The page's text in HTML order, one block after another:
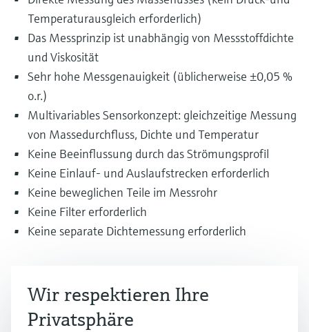
Temperaturausgleich erforderlich)
Das Messprinzip ist unabhängig von Messstoffdichte
und Viskosität
Sehr hohe Messgenauigkeit (üblicherweise ±0,05 %
o.r.)
Multivariables Sensorkonzept: gleichzeitige Messung
von Massedurchfluss, Dichte und Temperatur
Keine Beeinflussung durch das Strömungsprofil
Keine Einlauf- und Auslaufstrecken erforderlich
Keine beweglichen Teile im Messrohr
Keine Filter erforderlich
Keine separate Dichtemessung erforderlich
Relativ hohe Anfangsinvestition
Wir respektieren Ihre
Privatsphäre